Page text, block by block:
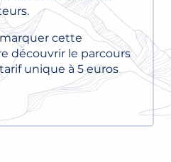
cette
découvrir le parcours
unique à 5 euros